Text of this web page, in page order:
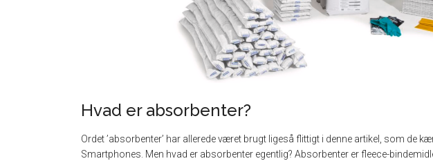
Hvad er absorbenter?
Ordet ’absorbenter’ har allerede været brugt ligeså flittigt i denne artikel, som de
Smartphones. Men hvad er absorbenter egentlig? Absorbenter er fleece-